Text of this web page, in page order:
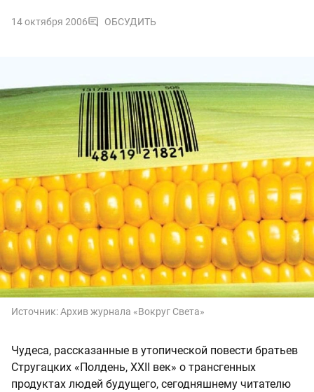
14 октября 2006 ОБСУДИТЬ
Источник:Архив журнала «Вокруг Света»
Чудеса, рассказанные в утопической повести братьев
Стругацких «Полдень, XXII век» о трансгенных
продуктах людей будущего, сегодняшнему читателю